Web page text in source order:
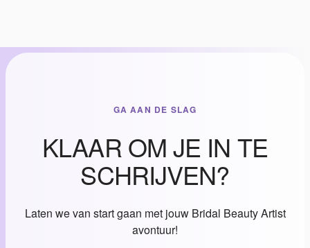
GA AAN DE SLAG
KLAAR OM JE IN TE
SCHRIJVEN?
Laten we van start gaan met jouw Bridal Beauty Artist
avontuur!